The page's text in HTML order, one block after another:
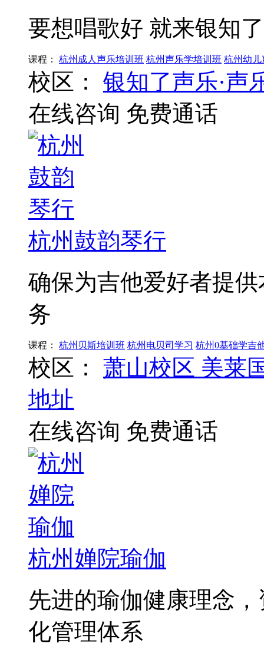
要想唱歌好 就来银知了
课程： 杭州成人声乐培训班 杭州声乐学培训班 杭州幼儿
校区：
银知了声乐·声
在线咨询 免费通话
杭州鼓韵琴行
确保为吉他爱好者提
务
课程： 杭州贝斯培训班 杭州电贝司学习 杭州0基础学吉
校区： 萧山校区 美莱
地址
在线咨询 免费通话
杭州婵院瑜伽
先进的瑜伽健康理念
化管理体系